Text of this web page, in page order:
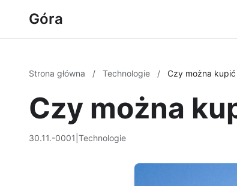
Góra
Strona główna / Technologie / Czy można
Czy można
30.11.-0001 Technologie